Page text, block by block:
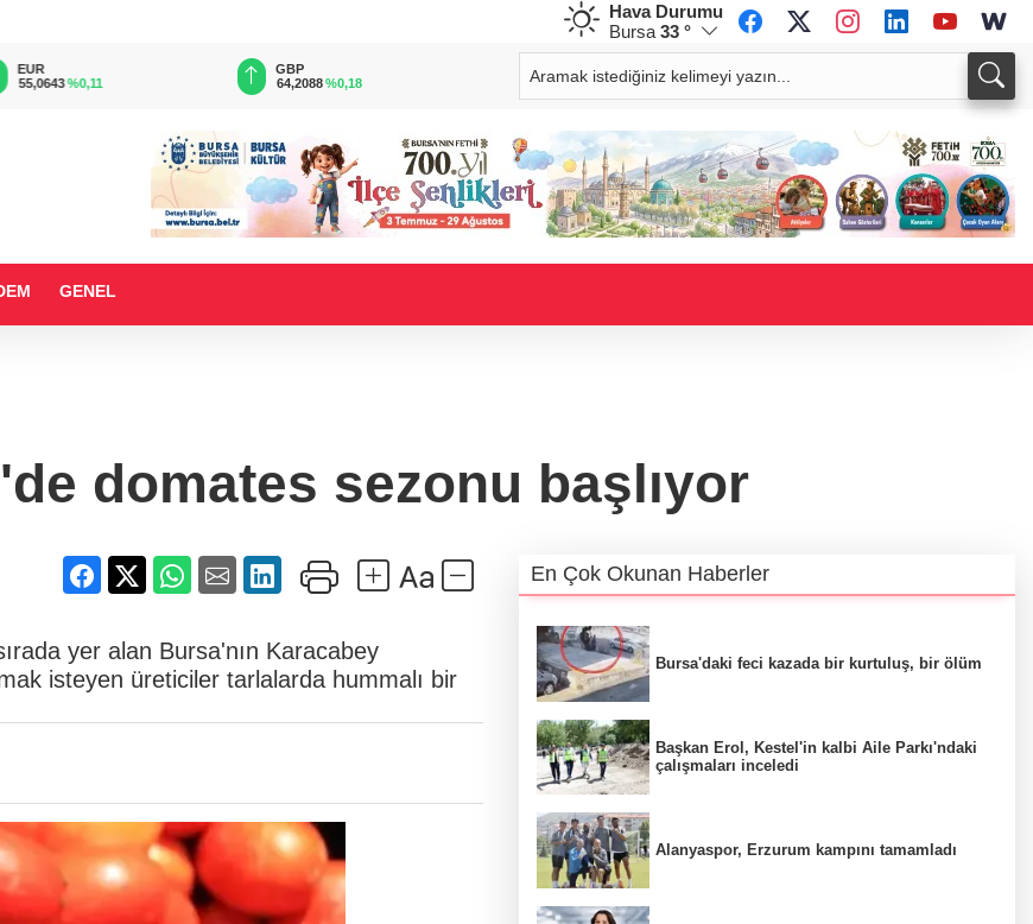
Hava Durumu
Bursa 33 °
EUR
55,0643%0,11
GBP
64,2088%0,18
CHF
58,8584%-0,12
33,9615
GENEL
domates sezonu başlıyor
yer alan Bursa'nın Karacabey
isteyen üreticiler tarlalarda hummalı bir
En Çok Okunan Haberler
Bursa'daki feci kazada bir kurtuluş, bir ölüm
Başkan Erol, Kestel'in kalbi Aile Parkı'ndaki
çalışmaları inceledi
Alanyaspor, Erzurum kampını tamamladı